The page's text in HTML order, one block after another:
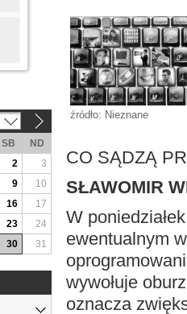
źródło: Nieznane
CO SĄDZĄ
SŁAWOMIR
W
ewentualnym
wywołuje
oznacza
SB
ND
2
3
9
10
16
17
23
24
30 31